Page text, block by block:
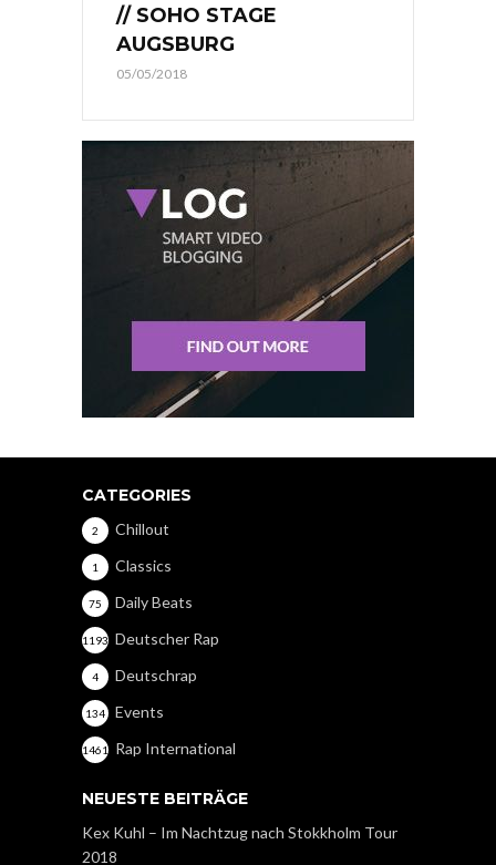
// SOHO STAGE
AUGSBURG
05/05/2018
CATEGORIES
Chillout
2
Classics
1
Daily Beats
75
Deutscher Rap
1193
Deutschrap
4
Events
134
Rap International
1461
NEUESTE BEITRÄGE
Kex Kuhl – Im Nachtzug nach Stokkholm Tour
2018